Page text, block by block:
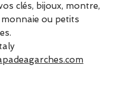
clés, bijoux, montre,
monnaie ou petits